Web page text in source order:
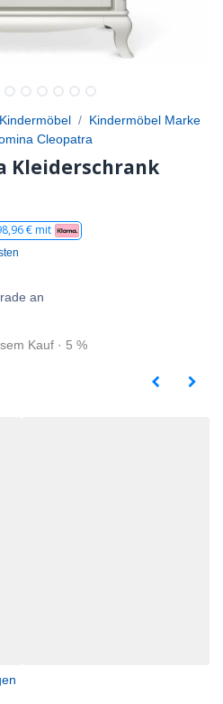
Kindermöbel
Kindermöbel Marke
Cleopatra
Kleiderschrank
€ mit
an
Kauf · 5 %